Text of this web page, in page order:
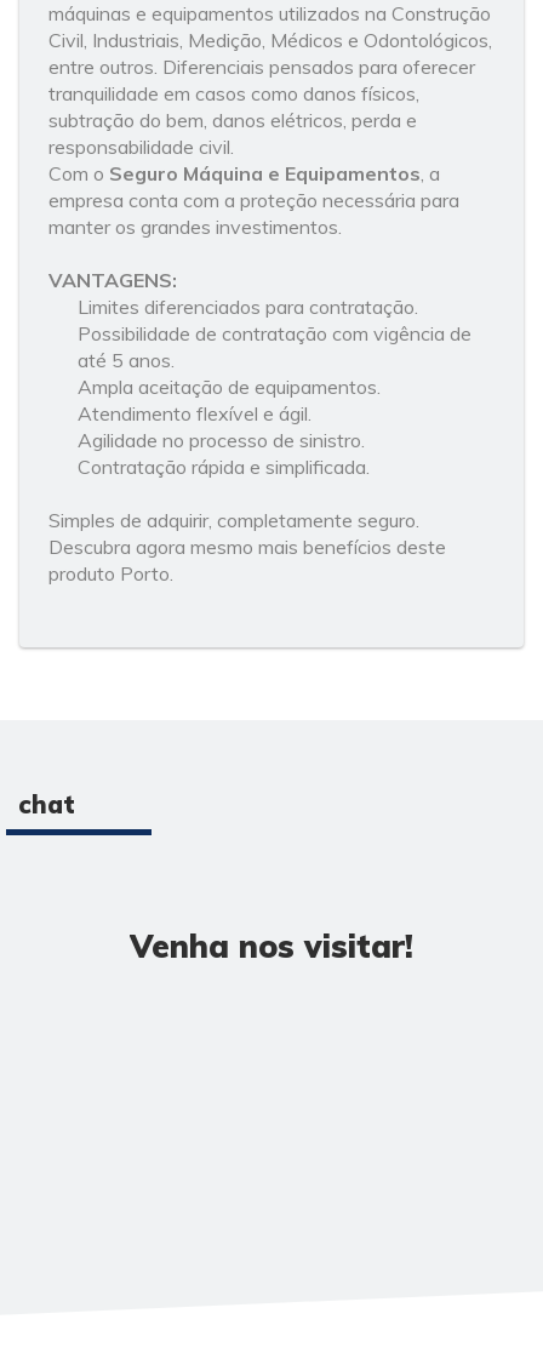
máquinas e equipamentos utilizados na Construção
Civil, Industriais, Medição, Médicos e Odontológicos,
entre outros. Diferenciais pensados para oferecer
tranquilidade em casos como danos físicos,
subtração do bem, danos elétricos, perda e
responsabilidade civil.
Com o Seguro Máquina e Equipamentos, a
empresa conta com a proteção necessária para
manter os grandes investimentos.
VANTAGENS:
Limites diferenciados para contratação.
Possibilidade de contratação com vigência de
até 5 anos.
Ampla aceitação de equipamentos.
Atendimento flexível e ágil.
Agilidade no processo de sinistro.
Contratação rápida e simplificada.
Simples de adquirir, completamente seguro.
Descubra agora mesmo mais benefícios deste
produto Porto.
chat
Venha nos visitar!